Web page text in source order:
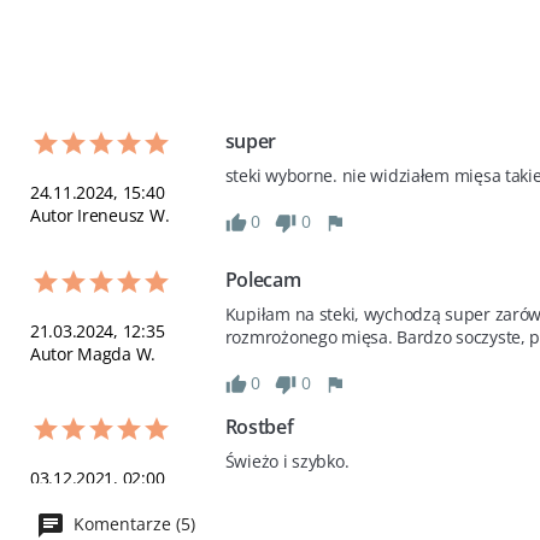
24.11.2024, 15:40
Autor Ireneusz W.
super
steki wyborne. nie widziałem mięsa
0
0
21.03.2024, 12:35
Autor Magda W.
Polecam
Kupiłam na steki, wychodzą super
rozmrożonego mięsa. Bardzo soczyste,
0
0
03.12.2021, 02:00
Rostbef
Świeżo i szybko.
Komentarze (5)